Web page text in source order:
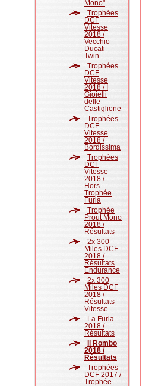
Mono"
Trophées
DCF
Vitesse
2018 /
Vecchio
Ducati
Twin
Trophées
DCF
Vitesse
2018 / I
Gioielli
delle
Castiglione
Trophées
DCF
Vitesse
2018 /
Bordissima
Trophées
DCF
Vitesse
2018 /
Hors-
Trophée
Furia
Trophée
Prout Mono
2018 /
Résultats
2x 300
Miles DCF
2018 /
Résultats
Endurance
2x 300
Miles DCF
2018 /
Résultats
Vitesse
La Furia
2018 /
Résultats
Il Rombo
2018 /
Résultats
Trophées
DCF 2017 /
Trophée